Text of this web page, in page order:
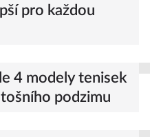
pro každou
4 modely tenisek
podzimu